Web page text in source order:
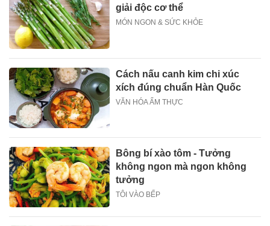
giải độc cơ thể
MÓN NGON & SỨC KHỎE
Cách nấu canh kim chi xúc
xích đúng chuẩn Hàn Quốc
VĂN HÓA ẨM THỰC
Bông bí xào tôm - Tưởng
không ngon mà ngon không
tưởng
TÔI VÀO BẾP